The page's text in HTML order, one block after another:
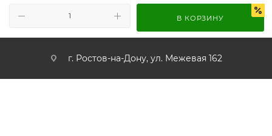
В КОРЗИНУ
+7 989 716-65-86
info@worldsound.ru
г. Ростов-на-Дону, ул. Межевая 162